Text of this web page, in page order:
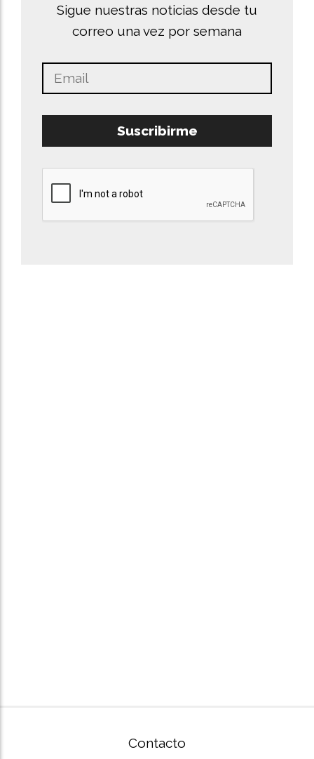
Sigue nuestras noticias desde tu
correo una vez por semana
Suscribirme
Contacto